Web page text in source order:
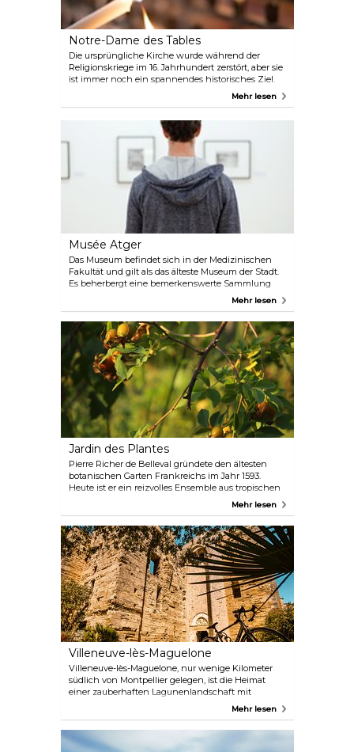
Notre-Dame des Tables
Die ursprüngliche Kirche wurde während der
Religionskriege im 16. Jahrhundert zerstört, aber sie
ist immer noch ein spannendes historisches Ziel.
Der Name Notre-Dame des Tables stammt von den
ursprünglich vor der Kirche befand.
Mehr lesen
Musée Atger
Das Museum befindet sich in der Medizinischen
Fakultät und gilt als das älteste Museum der Stadt.
Es beherbergt eine bemerkenswerte Sammlung
von historischen europäischen Zeichnungen,
Sammlung wurde von dem Sammler Xavier Atger
zusammengetragen und umfasst Werke von
berühmten Künstlern wie Rubens, Tiepolo, Carracci
und Fragonard.
Mehr lesen
Jardin des Plantes
Pierre Richer de Belleval gründete den ältesten
botanischen Garten Frankreichs im Jahr 1593.
Heute ist er ein reizvolles Ensemble aus tropischen
Gewächshäusern, alten Bäumen und abgenutzten
Plätze und machen den Garten zu einem beliebten
Ort in der Sommerhitze.
Mehr lesen
Villeneuve-lès-Maguelone
Villeneuve-lès-Maguelone, nur wenige Kilometer
südlich von Montpellier gelegen, ist die Heimat
einer zauberhaften Lagunenlandschaft mit
Stränden, Sanddünen, Inseln und einer gewaltigen
Kathedrale aus dem 17. Jahrhundert. In der Gegend
gibt es viele Möglichkeiten zur Entspannung und
zur aktiven Freizeitgestaltung – vom Wassersport
Mehr lesen